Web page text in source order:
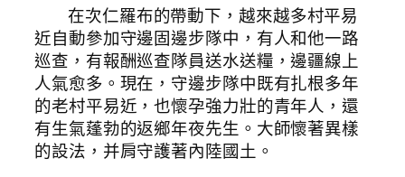
在次仁羅布的帶動下，越來越多村平易
近自動參加守邊固邊步隊中，有人和他一路
巡查，有報酬巡查隊員送水送糧，邊疆線上
人氣愈多。現在，守邊步隊中既有扎根多年
的老村平易近，也懷孕強力壯的青年人，還
有生氣蓬勃的返鄉年夜先生。大師懷著異樣
的設法，并肩守護著內陸國土。